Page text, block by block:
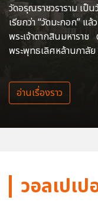
วัดอรุณราชวราราม เป็
เรียกว่า “วัดมะกอก” แ
พระเจ้าตากสินมหารา
พระพุทธเลิศหล้านภาลัย
อ่านเรื่องราว
วอลเปเ